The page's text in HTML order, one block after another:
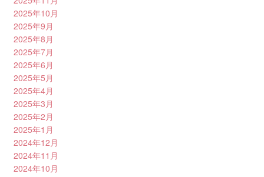
2025年10月
2025年9月
2025年8月
2025年7月
2025年6月
2025年5月
2025年4月
2025年3月
2025年2月
2025年1月
2024年12月
2024年11月
2024年10月